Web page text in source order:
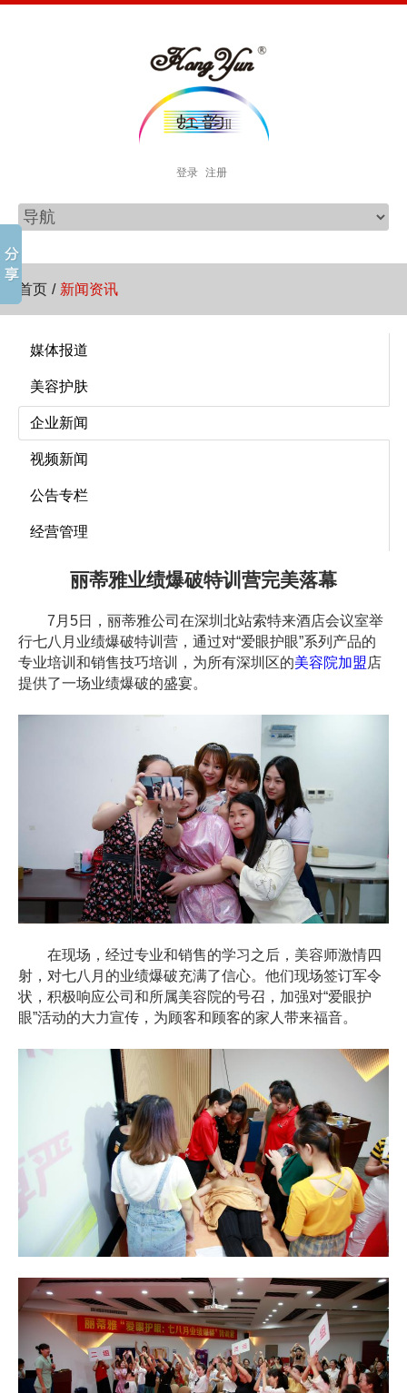
登录 注册
首页 / 新闻资讯
媒体报道
美容护肤
企业新闻
视频新闻
公告专栏
经营管理
丽蒂雅业绩爆破特训营完美落幕
7月5日，丽蒂雅公司在深圳北站索特来酒店会议室举
行七八月业绩爆破特训营，通过对“爱眼护眼”系列产品的
专业培训和销售技巧培训，为所有深圳区的美容院加盟店
提供了一场业绩爆破的盛宴。
在现场，经过专业和销售的学习之后，美容师激情四
射，对七八月的业绩爆破充满了信心。他们现场签订军令
状，积极响应公司和所属美容院的号召，加强对“爱眼护
眼”活动的大力宣传，为顾客和顾客的家人带来福音。